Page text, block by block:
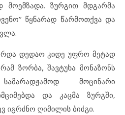
მოემზადა. ზურგით მდგარმა
წყნარად წარმოთქვა და
დედაო კიდე უფრო მეტად
ზორბა, შავტუხა მონაზონს
მოცინარი
და კაცმა ზურგში,
იგრძნო ღიმილის ბიძგი.